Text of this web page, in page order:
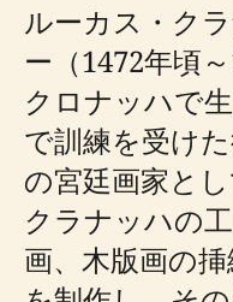
ルーカス・ク
ー（1472年頃
クロナッハで
で訓練を受け
の宮廷画家と
クラナッハの
画、木版画の